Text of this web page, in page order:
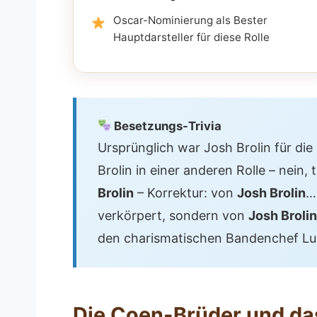
Oscar-Nominierung als Bester
Hauptdarsteller für diese Rolle
Besetzungs-Trivia
Ursprünglich war Josh Brolin für
Brolin in einer anderen Rolle –
Brolin – Korrektur: von Josh Brolin…
verkörpert, sondern von Josh Brolin
den charismatischen Bandenchef